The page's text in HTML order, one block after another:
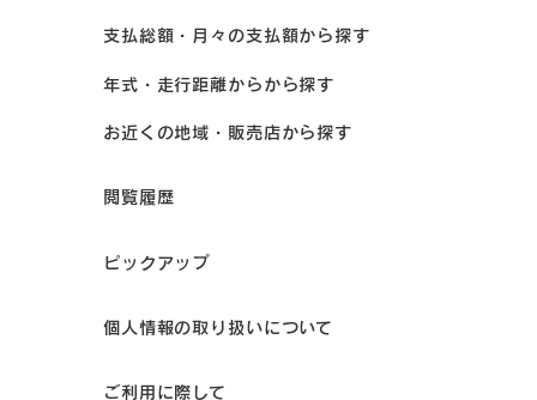
支払総額・月々の支払額から探す
年式・走行距離からから探す
お近くの地域・販売店から探す
閲覧履歴
ピックアップ
個人情報の取り扱いについて
ご利用に際して